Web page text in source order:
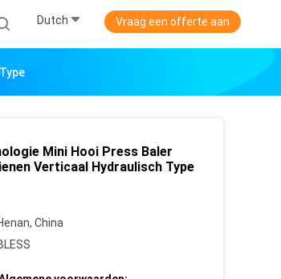
Dutch Vraag een offerte aan
Mini Hooi Press Baler
Verticaal Hydraulisch Type
China